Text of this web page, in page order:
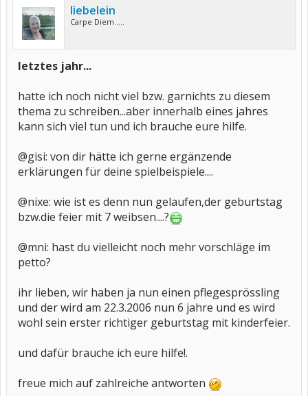
liebelein
Carpe Diem.....
letztes jahr...
hatte ich noch nicht viel bzw. garnichts zu diesem
thema zu schreiben...aber innerhalb eines jahres
kann sich viel tun und ich brauche eure hilfe.
@gisi: von dir hätte ich gerne ergänzende
erklärungen für deine spielbeispiele....
@nixe: wie ist es denn nun gelaufen,der geburtstag
bzw.die feier mit 7 weibsen....?
@mni: hast du vielleicht noch mehr vorschläge im
petto?
ihr lieben, wir haben ja nun einen pflegesprössling
und der wird am 22.3.2006 nun 6 jahre und es wird
wohl sein erster richtiger geburtstag mit kinderfeier.
und dafür brauche ich eure hilfe!.
freue mich auf zahlreiche antworten